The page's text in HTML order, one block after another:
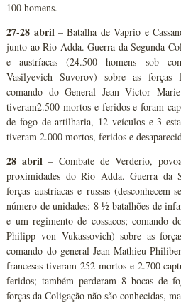
100 homens.
27-28 abril– Batalha de Vaprio e
junto ao Rio Adda. Guerra da Segunda
e austríacas (24.500 homens sob
Vasilyevich Suvorov) sobre as forças
comando do General Jean Victor
tiveram2.500 mortos e feridos e foram
de fogo de artilharia, 12 veículos e 3
tiveram 2.000 mortos, feridos e
28 abril – Combate de Verderio,
proximidades do Rio Adda. Guerra da
forças austríacas e russas
número de unidades: 8 ½ batalhões de
e um regimento de cossacos; comando
Philipp von Vukassovich) sobre as
comando do general Jean Mathieu
francesas tiveram 252 mortos e 2.700
feridos; também perderam 8 bocas de
forças da Coligação não são conhecidas,